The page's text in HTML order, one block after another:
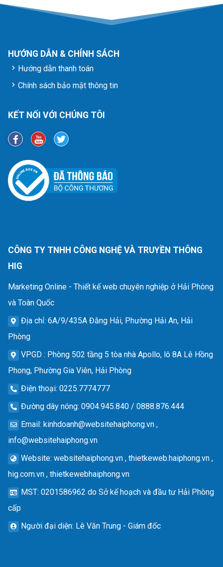
HƯỚNG DẪN & CHÍNH SÁCH
Hướng dẫn thanh toán
Chính sách bảo mật thông tin
KẾT NỐI VỚI CHÚNG TÔI
CÔNG TY TNHH CÔNG NGHỆ VÀ TRUYỀN THÔNG
HIG
Marketing Online - Thiết kế web chuyên nghiệp ở Hải Phòng
và Toàn Quốc
Địa chỉ: 6A/9/435A Đằng Hải, Phường Hải An, Hải
Phòng
VPGD : Phòng 502 tầng 5 tòa nhà Apollo, lô 8A Lê Hồng
Phong, Phường Gia Viên, Hải Phòng
Điện thoại: 0225.7774777
Đường dây nóng: 0904.945.840 / 0888.876.444
Email: kinhdoanh@websitehaiphong.vn ,
info@websitehaiphong.vn
Website: websitehaiphong.vn , thietkeweb.haiphong.vn ,
hig.com.vn , thietkewebhaiphong.vn
MST: 0201586962 do Sở kế hoạch và đầu tư Hải Phòng
cấp
Người đại diện: Lê Văn Trung - Giám đốc